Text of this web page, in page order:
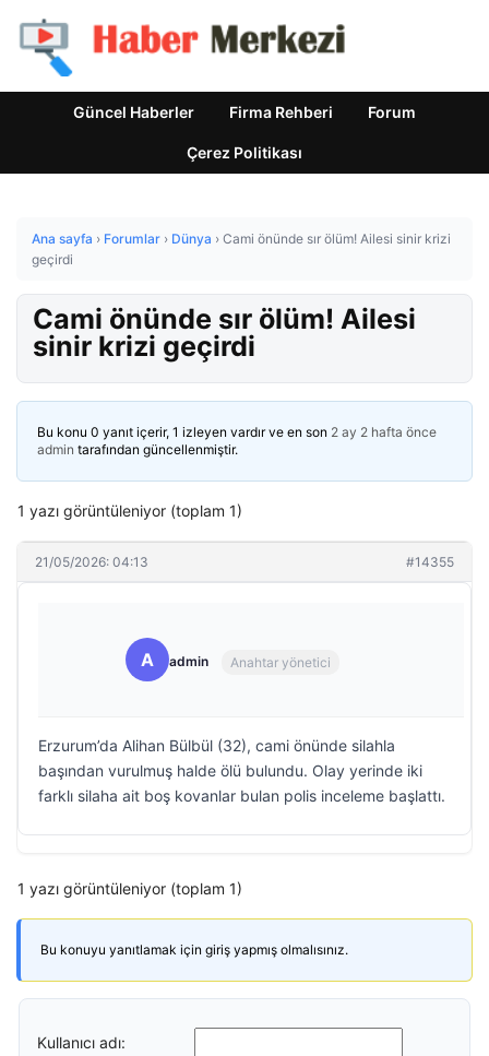
Güncel Haberler Firma Rehberi Forum
Çerez Politikası
Ana sayfa › Forumlar › Dünya › Cami önünde sır ölüm! Ailesi sinir krizi
geçirdi
Cami önünde sır ölüm! Ailesi
sinir krizi geçirdi
Bu konu 0 yanıt içerir, 1 izleyen vardır ve en son 2 ay 2 hafta önce
admin tarafından güncellenmiştir.
1 yazı görüntüleniyor (toplam 1)
21/05/2026: 04:13 #14355
A admin Anahtar yönetici
Erzurum’da Alihan Bülbül (32), cami önünde silahla
başından vurulmuş halde ölü bulundu. Olay yerinde iki
farklı silaha ait boş kovanlar bulan polis inceleme başlattı.
1 yazı görüntüleniyor (toplam 1)
Bu konuyu yanıtlamak için giriş yapmış olmalısınız.
Kullanıcı adı: